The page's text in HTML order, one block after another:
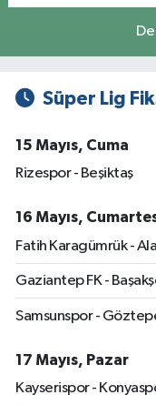
Süper Lig
15 Mayıs, Cuma
Rizespor - Beşiktaş
16 Mayıs,
Fatih Karagümrük -
Gaziantep FK -
Samsunspor -
17 Mayıs, Pazar
Kayserispor -